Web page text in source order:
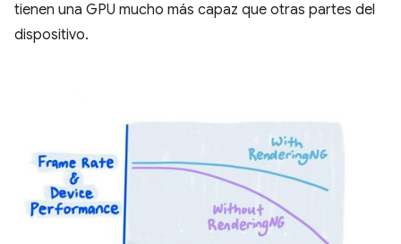
tienen una GPU mucho más capaz que otras partes del
dispositivo.